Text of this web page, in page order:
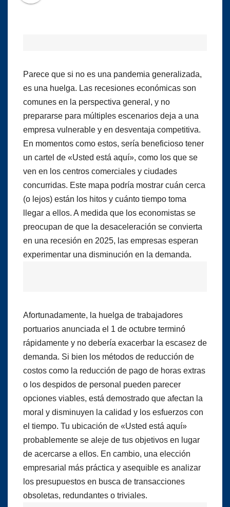
Parece que si no es una pandemia generalizada,
es una huelga. Las recesiones económicas son
comunes en la perspectiva general, y no
prepararse para múltiples escenarios deja a una
empresa vulnerable y en desventaja competitiva.
En momentos como estos, sería beneficioso tener
un cartel de «Usted está aquí», como los que se
ven en los centros comerciales y ciudades
concurridas. Este mapa podría mostrar cuán cerca
(o lejos) están los hitos y cuánto tiempo toma
llegar a ellos. A medida que los economistas se
preocupan de que la desaceleración se convierta
en una recesión en 2025, las empresas esperan
experimentar una disminución en la demanda.
Afortunadamente, la huelga de trabajadores
portuarios anunciada el 1 de octubre terminó
rápidamente y no debería exacerbar la escasez de
demanda. Si bien los métodos de reducción de
costos como la reducción de pago de horas extras
o los despidos de personal pueden parecer
opciones viables, está demostrado que afectan la
moral y disminuyen la calidad y los esfuerzos con
el tiempo. Tu ubicación de «Usted está aquí»
probablemente se aleje de tus objetivos en lugar
de acercarse a ellos. En cambio, una elección
empresarial más práctica y asequible es analizar
los presupuestos en busca de transacciones
obsoletas, redundantes o triviales.